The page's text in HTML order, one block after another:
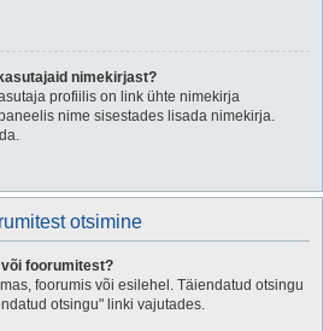
nimekirjast?
profiilis on link ühte nimekirja
nime sisestades lisada nimekirja.
otsimine
foorumitest?
foorumis või esilehel. Täiendatud otsingu
otsingu" linki vajutades.